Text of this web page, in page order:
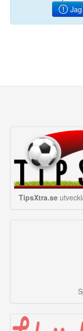
Jag
TipsXtra.se